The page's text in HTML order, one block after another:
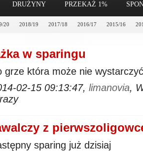
20 2018/19 2017/18 2016/17 2015/16
DRUŻYNY PRZEKAŻ 1%
w sparingu
grze która może nie
02-15 09:13:47, limanovia,
z
sparing już dzisiaj